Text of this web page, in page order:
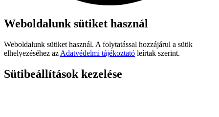
Weboldalunk sütiket használ
Weboldalunk sütiket használ. A folytatással hozzájárul a sütik
elhelyezéséhez az Adatvédelmi tájékoztató leírtak szerint.
Sütibeállítások kezelése